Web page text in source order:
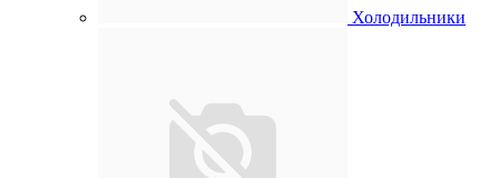
Холодильники